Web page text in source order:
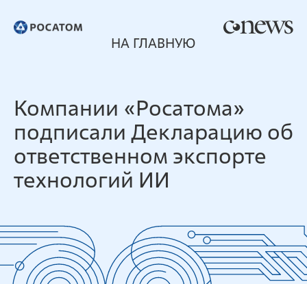
НА ГЛАВНУЮ
Компании «Росатома»
подписали Декларацию об
ответственном экспорте
технологий ИИ